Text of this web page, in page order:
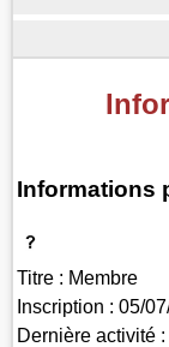
Informations
Titre : Membre
Inscription : 05/
Dernière activité :